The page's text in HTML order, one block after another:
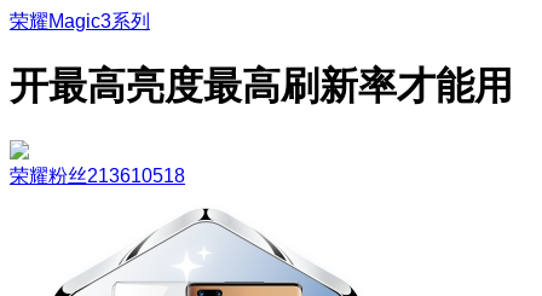
荣耀Magic3系列
开最高亮度最高刷新率才能用
荣耀粉丝213610518